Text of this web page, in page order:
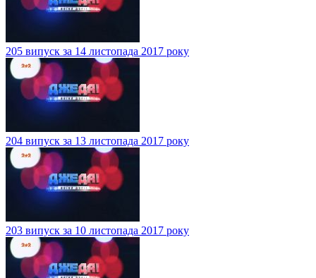
205 випуск за 14 листопада 2017 року
204 випуск за 13 листопада 2017 року
203 випуск за 10 листопада 2017 року